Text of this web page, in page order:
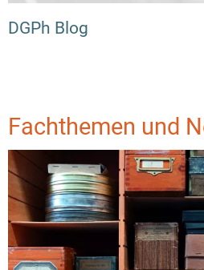
DGPh Blog
Fachthemen und